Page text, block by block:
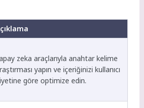
zeka araçlarıyla anahtar kelime
yapın ve içeriğinizi kullanıcı
göre optimize edin.